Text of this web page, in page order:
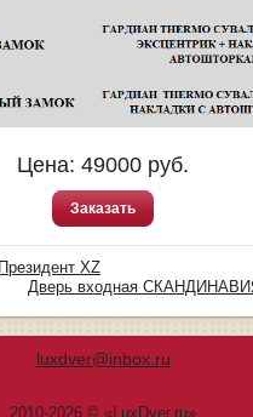
Цена: 49000 руб.
Заказать
XZ
Дверь входная
luxdver@inbox.ru
2010-2026 © «LuxDver.ru»